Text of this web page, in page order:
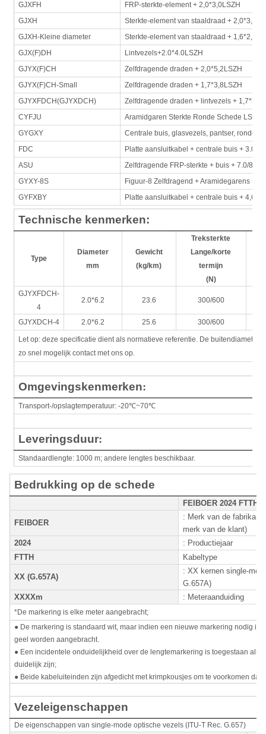
GJXFH
FRP-sterkte-element + 2,0*3,0LSZH
GJXH
Sterkte-element van staaldraad + 2,0*3,0
GJXH-Kleine diameter
Sterkte-element van staaldraad + 1,6*2,0
GJX(F)DH
Lintvezels+2.0*4.0LSZH
GJYX(F)CH
Zelfdragende draden + 2,0*5,2LSZH
GJYX(F)CH-Small
Zelfdragende draden + 1,7*3,8LSZH
GJYXFDCH(GJYXDCH)
Zelfdragende draden + lintvezels +
CYFJU
Aramidgaren Sterkte Ronde Schede LSZH
GYGXY
Centrale buis, glasvezels, pantser, ronde
FDC
Platte aansluitkabel + centrale buis +
ASU
Zelfdragende FRP-sterkte + buis + 7.0/8.0
GYXY-8S
Figuur-8 Zelfdragend + Aramidegarens +
GYFXBY
Platte aansluitkabel + centrale buis +
Technische kenmerken:
Type
Diameter
mm
Gewicht
(kg/km)
Treksterkte
Lange/korte
termijn
(N)
GJYXFDCH-
4
2.0*6.2 23.6 300/600
GJYXDCH-4 2.0*6.2 25.6 300/600
Let op: deze specificatie dient als normatieve referentie. De buitendiameter
zo snel mogelijk contact met ons op.
Omgevingskenmerken:
Transport-/opslagtemperatuur: -20℃~70℃
Leveringsduur:
Standaardlengte: 1000 m; andere lengtes beschikbaar.
Bedrukking op de schede
FEIBOER 2024 FTTH
FEIBOER
: Merk van de fabrikant
merk van de klant)
2024
: Productiejaar
FTTH
Kabeltype
XX (G.657A)
: XX kernen single-
G.657A)
XXXXm
: Meteraanduiding
*De markering is elke meter aangebracht;
● De markering is standaard wit, maar indien een nieuwe markering nodig is,
geel worden aangebracht.
● Een incidentele onduidelijkheid over de lengtemarkering is toegestaan ​​als
duidelijk zijn;
● Beide kabeluiteinden zijn afgedicht met krimpkousjes om te voorkomen dat
Vezeleigenschappen
De eigenschappen van single-mode optische vezels (ITU-T Rec. G.657)